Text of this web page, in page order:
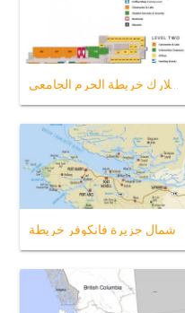
كلية كلارك خريطة الحرم الجامعي
شمال جزيرة فانكوفر خريطة